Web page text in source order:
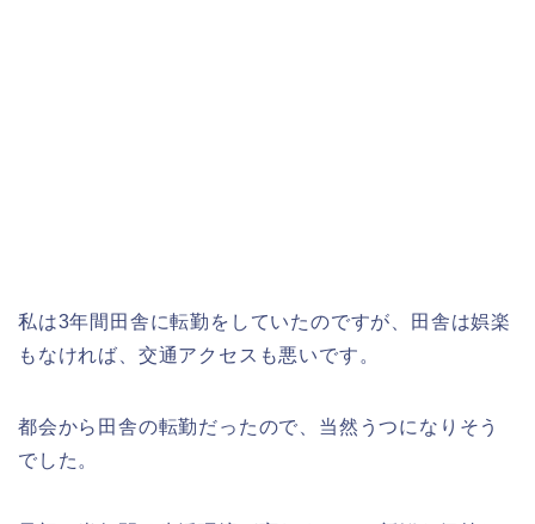
私は3年間田舎に転勤をしていたのですが、田舎は娯楽
もなければ、交通アクセスも悪いです。
都会から田舎の転勤だったので、当然うつになりそう
でした。